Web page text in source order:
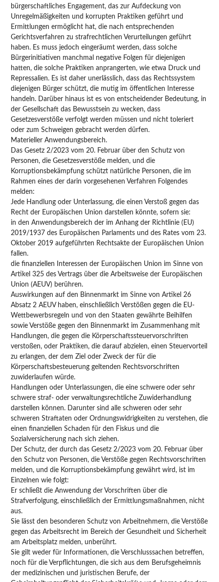
bürgerschaftliches Engagement, das zur Aufdeckung von
Unregelmäßigkeiten und korrupten Praktiken geführt und
Ermittlungen ermöglicht hat, die nach entsprechenden
Gerichtsverfahren zu strafrechtlichen Verurteilungen geführt
haben. Es muss jedoch eingeräumt werden, dass solche
Bürgerinitiativen manchmal negative Folgen für diejenigen
hatten, die solche Praktiken anprangerten, wie etwa Druck und
Repressalien. Es ist daher unerlässlich, dass das Rechtssystem
diejenigen Bürger schützt, die mutig im öffentlichen Interesse
handeln. Darüber hinaus ist es von entscheidender Bedeutung, in
der Gesellschaft das Bewusstsein zu wecken, dass
Gesetzesverstöße verfolgt werden müssen und nicht toleriert
oder zum Schweigen gebracht werden dürfen.
Materieller Anwendungsbereich.
Das Gesetz 2/2023 vom 20. Februar über den Schutz von
Personen, die Gesetzesverstöße melden, und die
Korruptionsbekämpfung schützt natürliche Personen, die im
Rahmen eines der darin vorgesehenen Verfahren Folgendes
melden:
Jede Handlung oder Unterlassung, die einen Verstoß gegen das
Recht der Europäischen Union darstellen könnte, sofern sie:
in den Anwendungsbereich der im Anhang der Richtlinie (EU)
2019/1937 des Europäischen Parlaments und des Rates vom 23.
Oktober 2019 aufgeführten Rechtsakte der Europäischen Union
fallen.
die finanziellen Interessen der Europäischen Union im Sinne von
Artikel 325 des Vertrags über die Arbeitsweise der Europäischen
Union (AEUV) berühren.
Auswirkungen auf den Binnenmarkt im Sinne von Artikel 26
Absatz 2 AEUV haben, einschließlich Verstößen gegen die EU-
Wettbewerbsregeln und von den Staaten gewährte Beihilfen
sowie Verstöße gegen den Binnenmarkt im Zusammenhang mit
Handlungen, die gegen die Körperschaftssteuervorschriften
verstoßen, oder Praktiken, die darauf abzielen, einen Steuervorteil
zu erlangen, der dem Ziel oder Zweck der für die
Körperschaftsbesteuerung geltenden Rechtsvorschriften
zuwiderlaufen würde.
Handlungen oder Unterlassungen, die eine schwere oder sehr
schwere straf- oder verwaltungsrechtliche Zuwiderhandlung
darstellen können. Darunter sind alle schweren oder sehr
schweren Straftaten oder Ordnungswidrigkeiten zu verstehen, die
einen finanziellen Schaden für den Fiskus und die
Sozialversicherung nach sich ziehen.
Der Schutz, der durch das Gesetz 2/2023 vom 20. Februar über
den Schutz von Personen, die Verstöße gegen Rechtsvorschriften
melden, und die Korruptionsbekämpfung gewährt wird, ist im
Einzelnen wie folgt:
Er schließt die Anwendung der Vorschriften über die
Strafverfolgung, einschließlich der Ermittlungsmaßnahmen, nicht
aus.
Sie lässt den besonderen Schutz von Arbeitnehmern, die Verstöße
gegen das Arbeitsrecht im Bereich der Gesundheit und Sicherheit
am Arbeitsplatz melden, unberührt.
Sie gilt weder für Informationen, die Verschlusssachen betreffen,
noch für die Verpflichtungen, die sich aus dem Berufsgeheimnis
der medizinischen und juristischen Berufe, der